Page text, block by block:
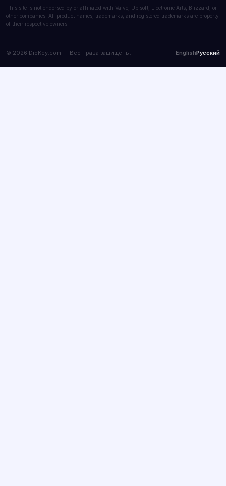
This site is not endorsed by or affiliated with Valve, Ubisoft, Electronic Arts, Blizzard, or
other companies. All product names, trademarks, and registered trademarks are property
of their respective owners.
© 2026 DioKey.com — Все права защищены. EnglishРусский